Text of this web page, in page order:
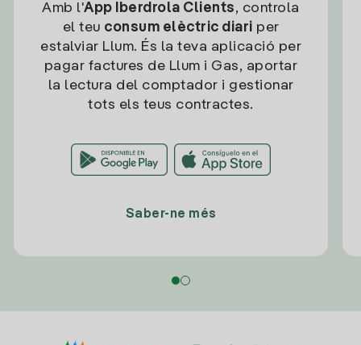
Amb l'App Iberdrola Clients, controla
el teu consum elèctric diari per
estalviar Llum. És la teva aplicació per
pagar factures de Llum i Gas, aportar
la lectura del comptador i gestionar
tots els teus contractes.
Saber-ne més